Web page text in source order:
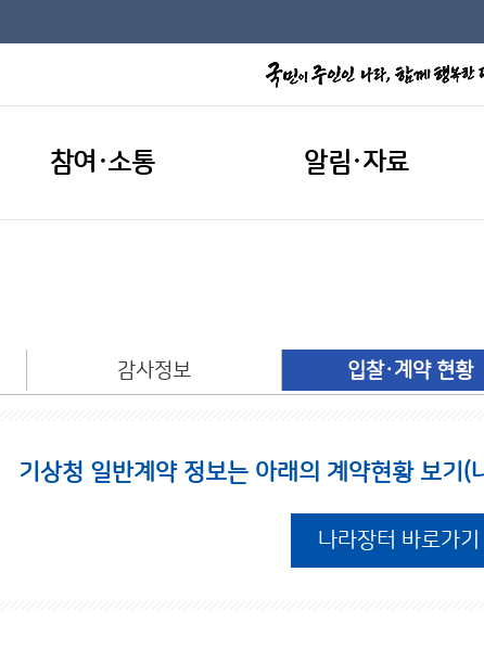
참여·소통 알림·자료
감사정보 입찰·계약 현황
기상청 일반계약 정보는 아래의 계약현황 보기
나라장터 바로가기